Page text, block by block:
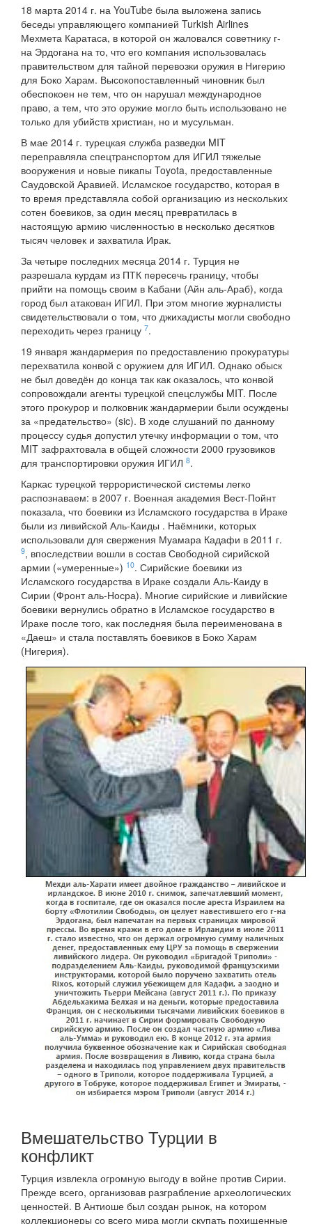
18 марта 2014 г. на YouTube была выложена запись
беседы управляющего компанией Turkish Airlines
Мехмета Каратаса, в которой он жаловался советнику г-
на Эрдогана на то, что его компания использовалась
правительством для тайной перевозки оружия в Нигерию
для Боко Харам. Высокопоставленный чиновник был
обеспокоен не тем, что он нарушал международное
право, а тем, что это оружие могло быть использовано не
только для убийств христиан, но и мусульман.
В мае 2014 г. турецкая служба разведки MIT
переправляла спецтранспортом для ИГИЛ тяжелые
вооружения и новые пикапы Toyota, предоставленные
Саудовской Аравией. Исламское государство, которая в
то время представляла собой организацию из нескольких
сотен боевиков, за один месяц превратилась в
настоящую армию численностью в несколько десятков
тысяч человек и захватила Ирак.
За четыре последних месяца 2014 г. Турция не
разрешала курдам из ПТК пересечь границу, чтобы
прийти на помощь своим в Кабани (Айн аль-Араб), когда
город был атакован ИГИЛ. При этом многие журналисты
свидетельствовали о том, что джихадисты могли свободно
переходить через границу 7.
19 января жандармерия по предоставлению прокуратуры
перехватила конвой с оружием для ИГИЛ. Однако обыск
не был доведён до конца так как оказалось, что конвой
сопровождали агенты турецкой спецслужбы MIT. После
этого прокурор и полковник жандармерии были осуждены
за «предательство» (sic). В ходе слушаний по данному
процессу судья допустил утечку информации о том, что
MIT зафрахтовала в общей сложности 2000 грузовиков
для транспортировки оружия ИГИЛ 8.
Каркас турецкой террористической системы легко
распознаваем: в 2007 г. Военная академия Вест-Пойнт
показала, что боевики из Исламского государства в Ираке
были из ливийской Аль-Каиды . Наёмники, которых
использовали для свержения Муамара Кадафи в 2011 г.
9, впоследствии вошли в состав Свободной сирийской
армии («умеренные») 10. Сирийские боевики из
Исламского государства в Ираке создали Аль-Каиду в
Сирии (Фронт аль-Носра). Многие сирийские и ливийские
боевики вернулись обратно в Исламское государство в
Ираке после того, как последняя была переименована в
«Даеш» и стала поставлять боевиков в Боко Харам
(Нигерия).
Вмешательство Турции в
конфликт
Турция извлекла огромную выгоду в войне против Сирии.
Прежде всего, организовав разграбление археологических
ценностей. В Антиоше был создан рынок, на котором
коллекционеры со всего мира могли скупать похищенные